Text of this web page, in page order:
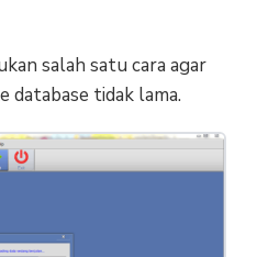
salah satu cara agar
database tidak lama.